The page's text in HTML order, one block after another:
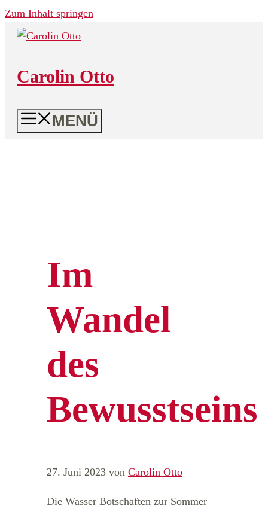
Zum Inhalt springen
Carolin Otto
MENÜ
Im
Wandel
des
Bewusstseins
27. Juni 2023 von Carolin Otto
Die Wasser Botschaften zur Sommer